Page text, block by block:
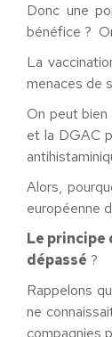
Donc une
bénéfice ?
La
menaces de
On peut
et la DGAC
Alors,
européenne
Le principe
dépassé ?
Rappelons
ne
compagnies